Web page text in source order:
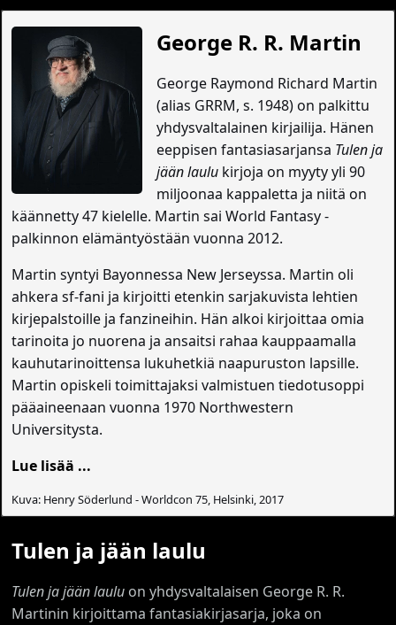
George R. R. Martin
George Raymond Richard Martin
(alias GRRM, s. 1948) on palkittu
yhdysvaltalainen kirjailija. Hänen
eeppisen fantasiasarjansa Tulen ja
jään laulukirjoja on myyty yli 90
miljoonaa kappaletta ja niitä on
käännetty 47 kielelle. Martin sai World Fantasy -
palkinnon elämäntyöstään vuonna 2012.
Martin syntyi Bayonnessa New Jerseyssa. Martin oli
ahkera sf-fani ja kirjoitti etenkin sarjakuvista lehtien
kirjepalstoille ja fanzineihin. Hän alkoi kirjoittaa omia
tarinoita jo nuorena ja ansaitsi rahaa kauppaamalla
kauhutarinoittensa lukuhetkiä naapuruston lapsille.
Martin opiskeli toimittajaksi valmistuen tiedotusoppi
pääaineenaan vuonna 1970 Northwestern
Universitysta.
Lue lisää ...
Kuva: Henry Söderlund - Worldcon 75, Helsinki, 2017
Tulen ja jään laulu
Tulen ja jään laulu on yhdysvaltalaisen George R. R.
Martinin kirjoittama fantasiakirjasarja, joka on